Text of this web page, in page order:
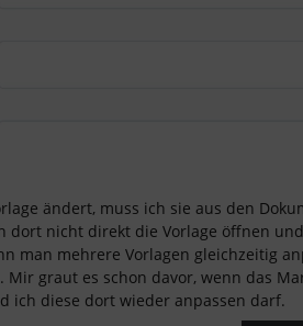
ändert, muss ich sie aus den
dort nicht direkt die Vorlage öffnen
man mehrere Vorlagen gleichzeitig
Mir graut es schon davor, wenn das
ich diese dort wieder anpassen darf.